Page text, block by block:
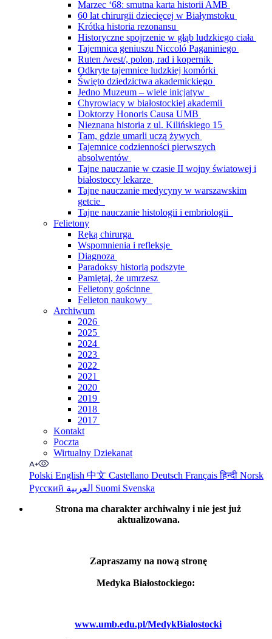
Marzec ‘68: smutna karta historii AMB
60 lat chirurgii dziecięcej w Białymstoku
Krótka historia rezonansu
Historyczne spojrzenie w głąb ludzkiego ciała
Tajemnica geniuszu Niccoló Paganiniego
Ruten /west/, polon, rad i kopernik
Odkryte tajemnice ludzkiej komórki
Święto dziedzictwa akademickiego
Jedno Muzeum – wiele inicjatyw
Chyrowiacy w białostockiej akademii
Doktorzy Honoris Causa UMB
Nieznana historia z ul. Kilińskiego 15
Tam, gdzie umarli uczą żywych
Tajemnice codzienności pierwszych
absolwentów
Tajne nauczanie w czasie II wojny światowej i
białostoccy lekarze
Tajne nauczanie medycyny w warszawskim
getcie
Tajne nauczanie histologii i embriologii
Felietony
Ręką chirurga
Wspomnienia i refleksje
Diagnoza
Paradoksy historią podszyte
Pamiętaj, że umrzesz
Felietony gościnne
Felieton naukowy
Archiwum
2026
2025
2024
2023
2022
2021
2020
2019
2018
2017
Kontakt
Poczta
Wirtualny Dziekanat
Polski English 中文 Castellano Deutsch Françaisहिन्दी Norsk
Русский
Suomi Svenska
Strona ma charakter archiwalny i nie jest już
aktualizowana.
Zapraszamy na nową stronę
Medyka Białostockiego:
www.umb.edu.pl/MedykBialostocki